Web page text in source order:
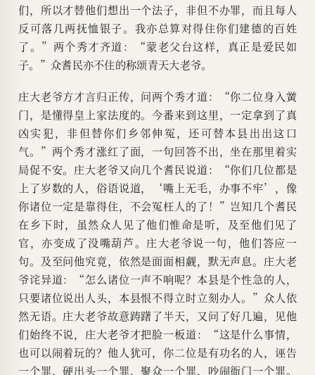
们，所以才替他们想出一个法子，非但不办罪，而且每人
反可落几两抚恤银子。我亦总算对得住你们建德的百姓
了。”两个秀才齐道：“蒙老父台这样，真正是爱民如
子。”众耆民亦不住的称颂青天大老爷。
庄大老爷方才言归正传，问两个秀才道：“你二位身入黉
门，是懂得皇上家法度的。今番来到这里，一定拿到了真
凶实犯，非但替你们乡邻伸冤，还可替本县出出这口
气。”两个秀才涨红了面，一句回答不出，坐在那里着实
局促不安。庄大老爷又向几个耆民说道：“你们几位都是
上了岁数的人，俗语说道，‘嘴上无毛，办事不牢’，像
你诸位一定是靠得住，不会冤枉人的了！”岂知几个耆民
在乡下时，虽然众人见了他们惟命是听，及至他们见了
官，亦变成了没嘴葫芦。庄大老爷说一句，他们答应一
句。及至问他究竟，依然是面面相觑，默无声息。庄大老
爷诧异道：“怎么诸位一声不响呢？本县是个性急的人，
只要诸位说出人头，本县恨不得立时立刻办人。”众人依
然无语。庄大老爷故意踌躇了半天，又问了好几遍，见他
们始终不说，庄大老爷才把脸一板道：“这是什么事情，
也可以闹着玩的？他人犹可，你二位是有功名的人，诬告
一个罪、硬出头一个罪、聚众一个罪、吵闹衙门一个罪。